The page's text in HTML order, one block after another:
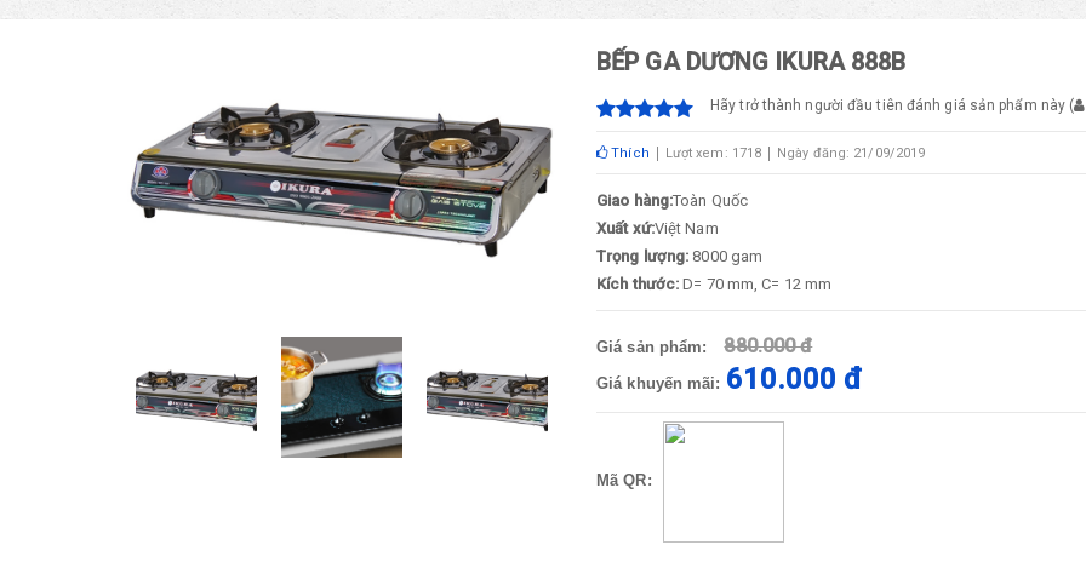
BẾP GA DƯƠNG IKURA 888B
Hãy trở thành người đầu tiên đánh giá sản phẩm này (
Thích Lượt xem: 1718 Ngày đăng: 21/09/2019
Giao hàng:Toàn Quốc
Xuất xứ:Việt Nam
Trọng lượng: 8000 gam
Kích thước:D= 70 mm, C= 12 mm
Giá sản phẩm: 880.000 đ
Giá khuyến mãi: 610.000 đ
Mã QR: